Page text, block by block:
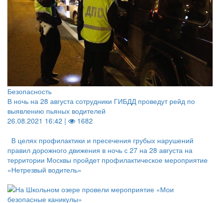
Безопасность
В ночь на 28 августа сотрудники ГИБДД проведут рейд по
выявлению пьяных водителей
26.08.2021 16:42 |
1682
В целях профилактики и пресечения грубых нарушений
правил дорожного движения в ночь с 27 на 28 августа на
территории Москвы пройдет профилактическое мероприятие
«Нетрезвый водитель»